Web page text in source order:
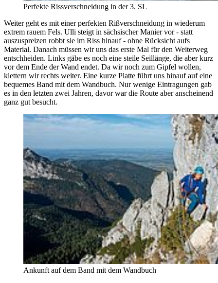
Perfekte Rissverschneidung in der 3. SL
Weiter geht es mit einer perfekten Rißverschneidung in wiederum
extrem rauem Fels. Ulli steigt in sächsischer Manier vor - statt
auszuspreizen robbt sie im Riss hinauf - ohne Rücksicht aufs
Material. Danach müssen wir uns das erste Mal für den Weiterweg
entschheiden. Links gäbe es noch eine steile Seillänge, die aber kurz
vor dem Ende der Wand endet. Da wir noch zum Gipfel wollen,
klettern wir rechts weiter. Eine kurze Platte führt uns hinauf auf eine
bequemes Band mit dem Wandbuch. Nur wenige Eintragungen gab
es in den letzten zwei Jahren, davor war die Route aber anscheinend
ganz gut besucht.
Ankunft auf dem Band mit dem Wandbuch